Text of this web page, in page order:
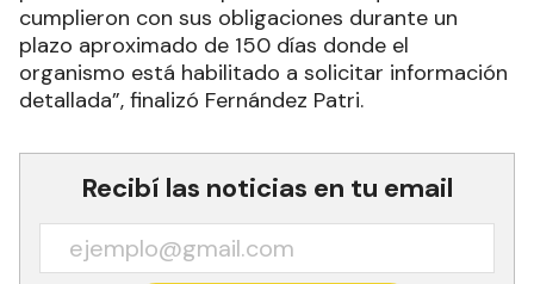
cumplieron con sus obligaciones durante un
plazo aproximado de 150 días donde el
organismo está habilitado a solicitar información
detallada”, finalizó Fernández Patri.
Recibí las noticias en tu email